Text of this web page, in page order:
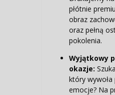
płótnie
obraz
oraz pełną
pokolenia.
Wyjątkowy
okazje:
który wywoła
emocje? Na